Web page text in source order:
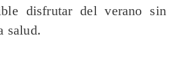
disfrutar del verano sin
salud.